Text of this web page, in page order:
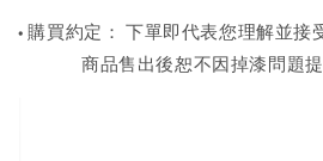
• 購買約定： 下單即代表您理解並接
商品售出後恕不因掉漆問題